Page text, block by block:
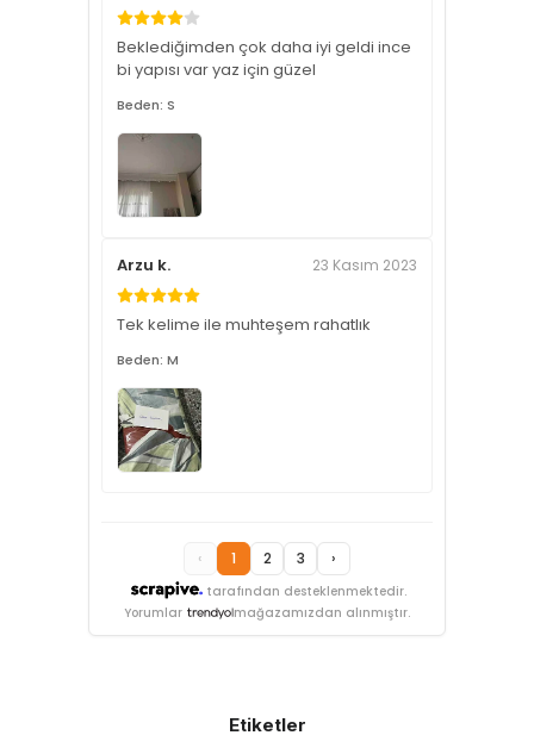
Beklediğimden çok daha iyi geldi ince
bi yapısı var yaz için güzel
Beden: S
Arzu k. 23 Kasım 2023
Tek kelime ile muhteşem rahatlık
Beden: M
tarafından desteklenmektedir.
‹ 1 2 3 ›
Yorumlar mağazamızdan alınmıştır.
Etiketler